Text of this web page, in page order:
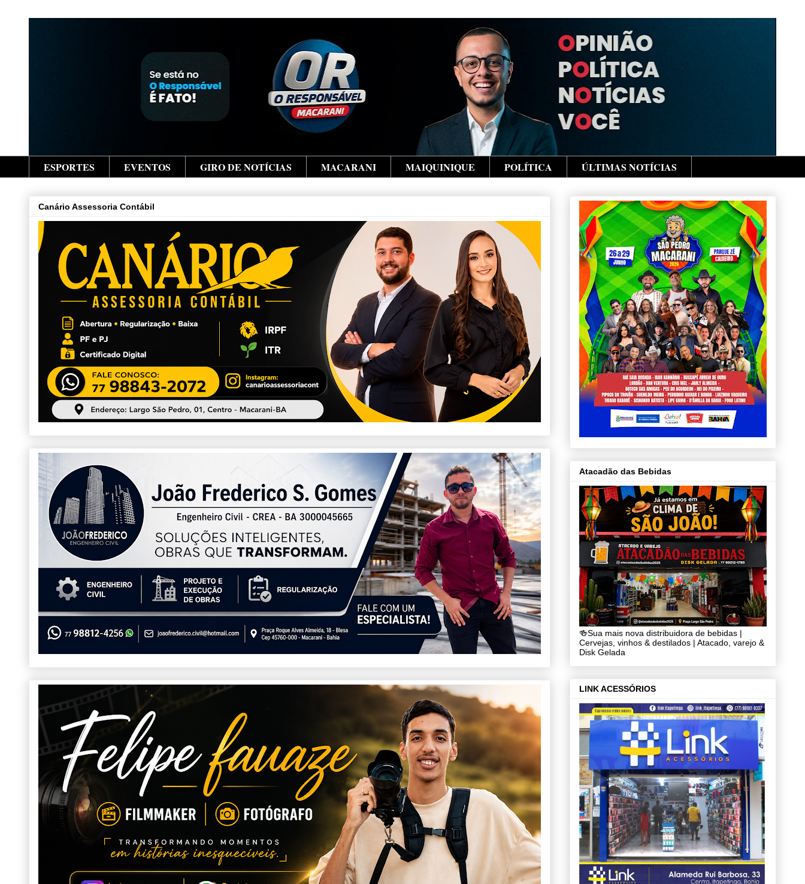
ESPORTES EVENTOS GIRO DE NOTÍCIAS MACARANI MAIQUINIQUE POLÍTICA ÚLTIMAS NOTÍCIAS
Canário Assessoria Contábil
Atacadão das Bebidas
🍻Sua mais nova distribuidora de bebidas |
Cervejas, vinhos & destilados | Atacado, varejo &
Disk Gelada
LINK ACESSÓRIOS